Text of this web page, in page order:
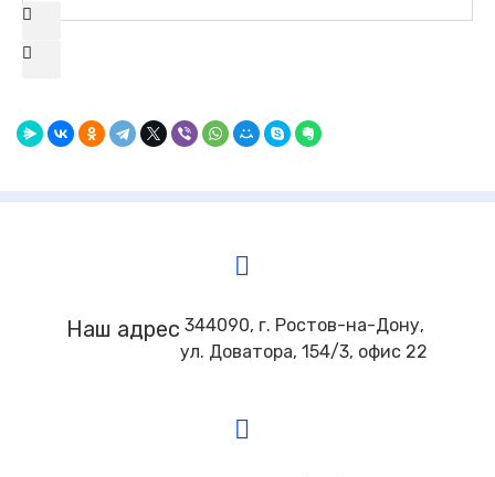
Наш адрес 344090, г. Ростов-на-Дону,
ул. Доватора, 154/3, офис 22